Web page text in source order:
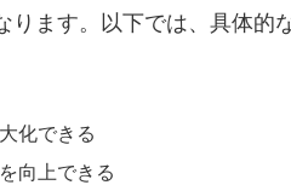
ます。以下では、具体的
化できる
向上できる